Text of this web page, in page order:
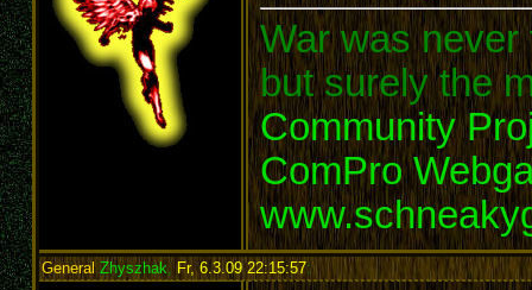
War was never
but surely the
Community
ComPro
GeneralZhyszhak,Fr, 6.3.09 22:15:57: